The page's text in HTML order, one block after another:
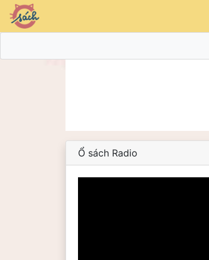
Ổ sách Radio